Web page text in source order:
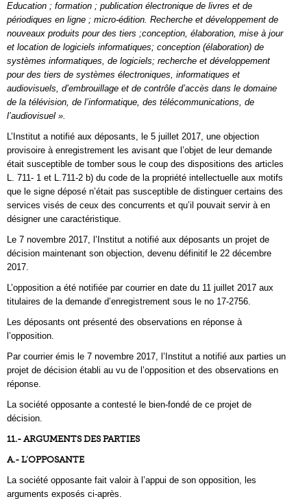
Education ; formation ; publication électronique de livres et de
périodiques en ligne ; micro-édition. Recherche et développement de
nouveaux produits pour des tiers ;conception, élaboration, mise à jour
et location de logiciels informatiques; conception (élaboration) de
systèmes informatiques, de logiciels; recherche et développement
pour des tiers de systèmes électroniques, informatiques et
audiovisuels, d’embrouillage et de contrôle d’accès dans le domaine
de la télévision, de l’informatique, des télécommunications, de
l’audiovisuel ».
L’Institut a notifié aux déposants, le 5 juillet 2017, une objection
provisoire à enregistrement les avisant que l’objet de leur demande
était susceptible de tomber sous le coup des dispositions des articles
L. 711- 1 et L.711-2 b) du code de la propriété intellectuelle aux motifs
que le signe déposé n’était pas susceptible de distinguer certains des
services visés de ceux des concurrents et qu’il pouvait servir à en
désigner une caractéristique.
Le 7 novembre 2017, l’Institut a notifié aux déposants un projet de
décision maintenant son objection, devenu définitif le 22 décembre
2017.
L’opposition a été notifiée par courrier en date du 11 juillet 2017 aux
titulaires de la demande d’enregistrement sous le no 17-2756.
Les déposants ont présenté des observations en réponse à
l’opposition.
Par courrier émis le 7 novembre 2017, l’Institut a notifié aux parties un
projet de décision établi au vu de l’opposition et des observations en
réponse.
La société opposante a contesté le bien-fondé de ce projet de
décision.
11.- ARGUMENTS DES PARTIES
A.- L’OPPOSANTE
La société opposante fait valoir à l’appui de son opposition, les
arguments exposés ci-après.